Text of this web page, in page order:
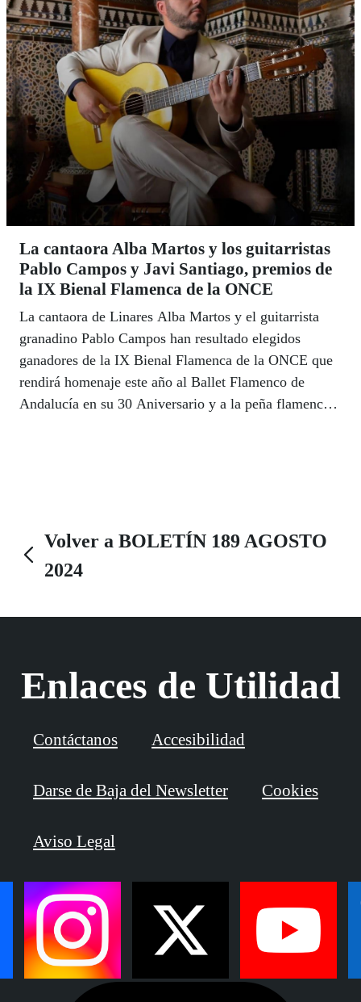
López, afiliado y vendedor de la ONCE, que es otra
de las apuestas fuertes de este nuevo grupo que no va
a dejar indeferente a nadie. | LUIS GRESA
La cantaora Alba Martos y los guitarristas
Pablo Campos y Javi Santiago, premios de
la IX Bienal Flamenca de la ONCE
La cantaora de Linares Alba Martos y el guitarrista
granadino Pablo Campos han resultado elegidos
ganadores de la IX Bienal Flamenca de la ONCE que
rendirá homenaje este año al Ballet Flamenco de
Andalucía en su 30 Aniversario y a la peña flamenca
Volver a BOLETÍN 189 AGOSTO
2024
Enlaces de Utilidad
Contáctanos Accesibilidad
Darse de Baja del Newsletter Cookies
Aviso Legal